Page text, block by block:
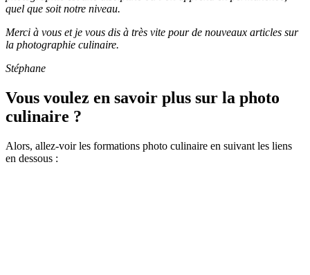
quel que soit notre niveau.
Merci à vous et je vous dis à très vite pour de nouveaux articles sur
la photographie culinaire.
Stéphane
Vous voulez en savoir plus sur la photo
culinaire ?
Alors, allez-voir les formations photo culinaire en suivant les liens
en dessous :